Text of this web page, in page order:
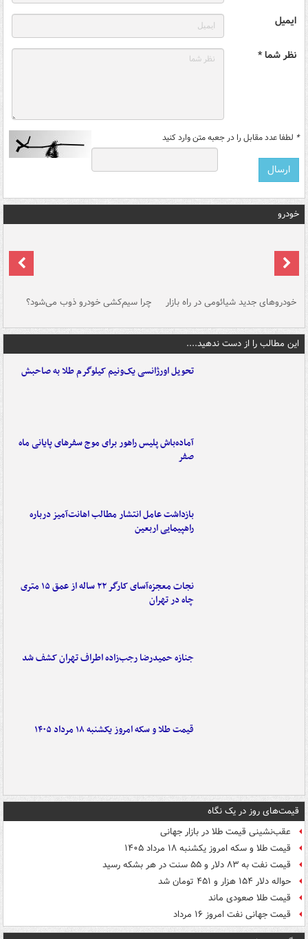
ایمیل
نظر شما *
* لطفا عدد مقابل را در جعبه متن وارد کنید
خودرو
خودروهای جدید شیائومی در راه بازار چرا سیم‌کشی خودرو ذوب می‌شود؟
این مطالب را از دست ندهید....
تحویل اورژانسی یک‌ونیم کیلوگرم طلا به صاحبش
آماده‌باش پلیس راهور برای موج سفرهای پایانی ماه
صفر
بازداشت عامل انتشار مطالب اهانت‌آمیز درباره
راهپیمایی اربعین
نجات معجزه‌آسای کارگر ۲۲ ساله از عمق ۱۵ متری
چاه در تهران
جنازه حمیدرضا رجب‌زاده اطراف تهران کشف شد
قیمت طلا و سکه امروز یکشنبه ۱۸ مرداد ۱۴۰۵
قیمت‌های روز در یک نگاه
عقب‌نشینی قیمت طلا در بازار جهانی
قیمت طلا و سکه امروز یکشنبه ۱۸ مرداد ۱۴۰۵
قیمت نفت به ۸۳ دلار و ۵۵ سنت در هر بشکه رسید
حواله دلار ۱۵۴ هزار و ۴۵۱ تومان شد
قیمت طلا صعودی ماند
قیمت جهانی نفت امروز ۱۶ مرداد